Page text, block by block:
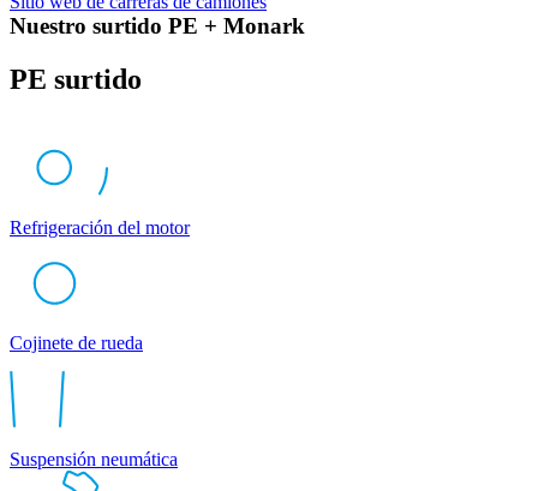
Nuestro surtido PE + Monark
PE surtido
Refrigeración del motor
Cojinete de rueda
Suspensión neumática